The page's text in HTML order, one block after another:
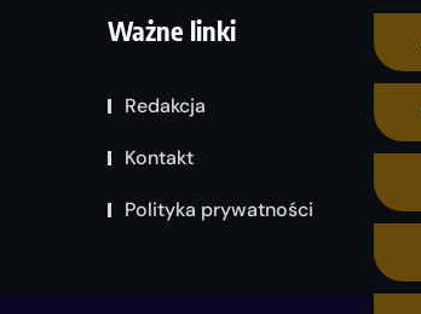
Ważne linki
Redakcja
Kontakt
Polityka prywatności